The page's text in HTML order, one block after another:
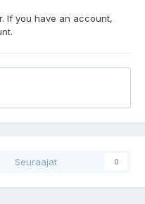
If you have an account,
Seuraajat 0